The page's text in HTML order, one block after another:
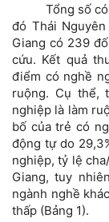
Tổng số có
đó Thái
Giang có 239
cứu. Kết quả
điểm có nghề
ruộng. Cụ thể,
nghiệp là làm
bố của trẻ có
động tự do
nghiệp, tỷ lệ
Giang, tuy
ngành nghề
thấp (Bảng 1).